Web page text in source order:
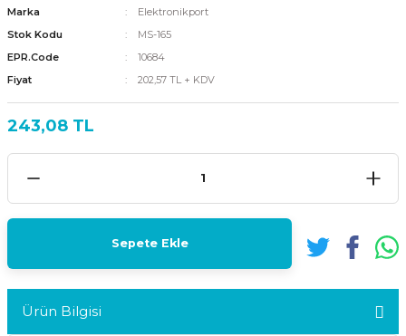
Marka
Elektronikport
Stok Kodu
MS-165
EPR.Code
10684
Fiyat
202,57 TL + KDV
243,08 TL
Sepete Ekle
Ürün Bilgisi